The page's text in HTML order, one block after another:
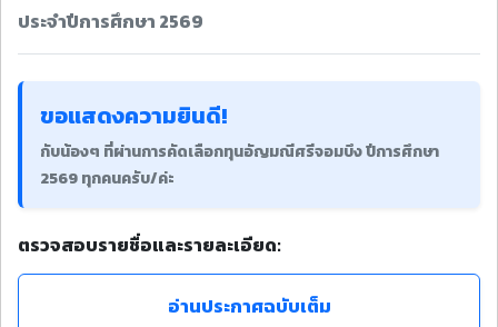
ประจำปีการศึกษา 2569
ขอแสดงความยินดี!
กับน้องๆ ที่ผ่านการคัดเลือกทุนอัญมณีศรีจอมบึง ปีการศึกษา
2569 ทุกคนครับ/ค่ะ
ตรวจสอบรายชื่อและรายละเอียด:
อ่านประกาศฉบับเต็ม